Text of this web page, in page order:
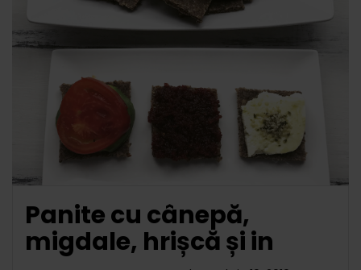
Panite cu cânepă,
migdale, hrișcă și in